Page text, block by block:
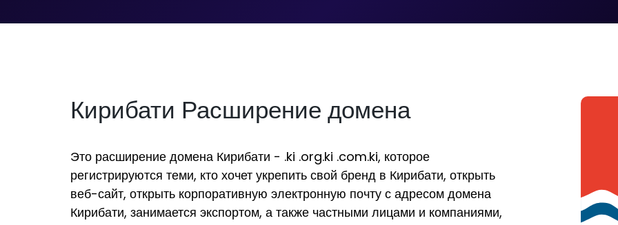
Кирибати Расширение домена
Это расширение домена Кирибати - .ki .org.ki .com.ki, которое
регистрируются теми, кто хочет укрепить свой бренд в Кирибати, открыть
веб-сайт, открыть корпоративную электронную почту с адресом домена
Кирибати, занимается экспортом, а также частными лицами и компаниями,